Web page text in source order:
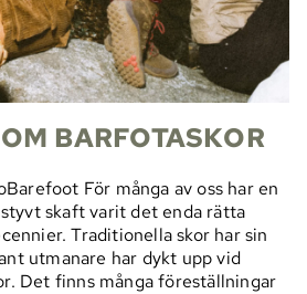
BARFOTASKOR
För många av oss har en
skaft varit det enda rätta
Traditionella skor har sin
utmanare har dykt upp vid
Det finns många föreställningar